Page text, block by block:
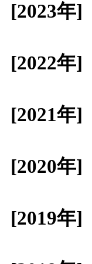
[2023年]
[2022年]
[2021年]
[2020年]
[2019年]